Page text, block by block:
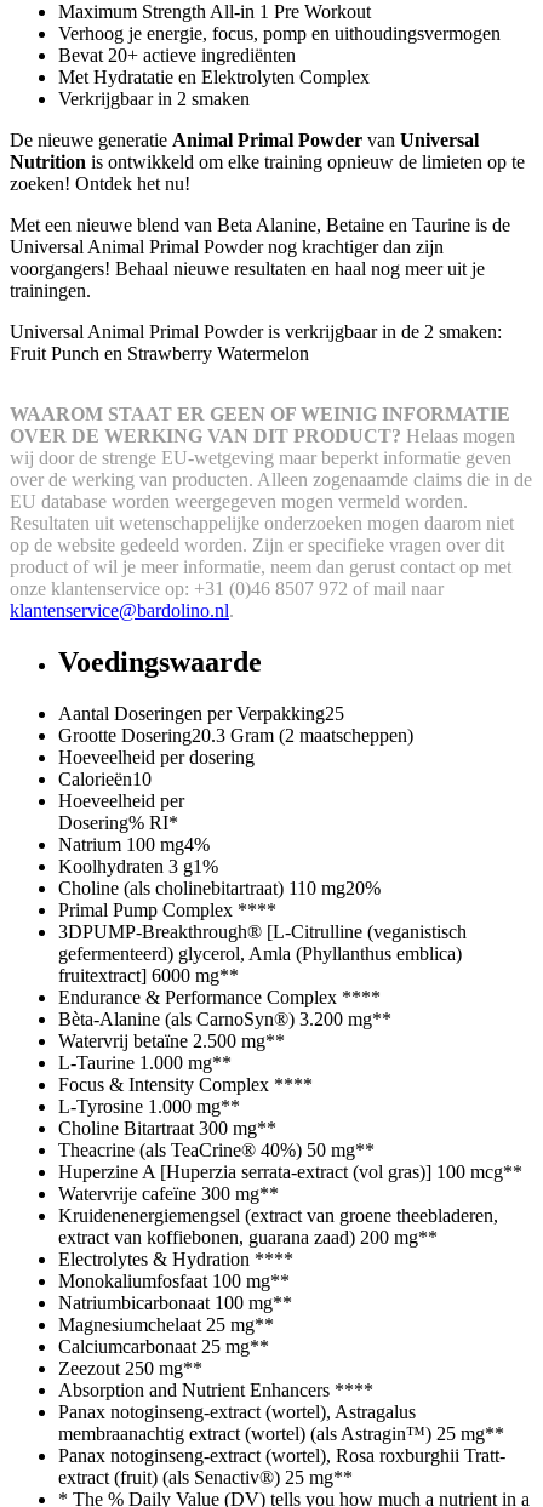
Maximum Strength All-in 1 Pre Workout
Verhoog je energie, focus, pomp en uithoudingsvermogen
Bevat 20+ actieve ingrediënten
Met Hydratatie en Elektrolyten Complex
Verkrijgbaar in 2 smaken
De nieuwe generatie Animal Primal Powder van Universal
Nutrition is ontwikkeld om elke training opnieuw de limieten op te
zoeken! Ontdek het nu!
Met een nieuwe blend van Beta Alanine, Betaine en Taurine is de
Universal Animal Primal Powder nog krachtiger dan zijn
voorgangers! Behaal nieuwe resultaten en haal nog meer uit je
trainingen.
Universal Animal Primal Powder is verkrijgbaar in de 2 smaken:
Fruit Punch en Strawberry Watermelon
WAAROM STAAT ER GEEN OF WEINIG INFORMATIE
OVER DE WERKING VAN DIT PRODUCT? Helaas mogen
wij door de strenge EU-wetgeving maar beperkt informatie geven
over de werking van producten. Alleen zogenaamde claims die in de
EU database worden weergegeven mogen vermeld worden.
Resultaten uit wetenschappelijke onderzoeken mogen daarom niet
op de website gedeeld worden. Zijn er specifieke vragen over dit
product of wil je meer informatie, neem dan gerust contact op met
onze klantenservice op: +31 (0)46 8507 972 of mail naar
klantenservice@bardolino.nl.
Voedingswaarde
Aantal Doseringen per Verpakking25
Grootte Dosering20.3 Gram (2 maatscheppen)
Hoeveelheid per dosering
Calorieën10
Hoeveelheid per
Dosering% RI*
Natrium 100 mg4%
Koolhydraten 3 g1%
Choline (als cholinebitartraat) 110 mg20%
Primal Pump Complex ****
3DPUMP-Breakthrough® [L-Citrulline (veganistisch
gefermenteerd) glycerol, Amla (Phyllanthus emblica)
fruitextract] 6000 mg**
Endurance & Performance Complex ****
Bèta-Alanine (als CarnoSyn®) 3.200 mg**
Watervrij betaïne 2.500 mg**
L-Taurine 1.000 mg**
Focus & Intensity Complex ****
L-Tyrosine 1.000 mg**
Choline Bitartraat 300 mg**
Theacrine (als TeaCrine® 40%) 50 mg**
Huperzine A [Huperzia serrata-extract (vol gras)] 100 mcg**
Watervrije cafeïne 300 mg**
Kruidenenergiemengsel (extract van groene theebladeren,
extract van koffiebonen, guarana zaad) 200 mg**
Electrolytes & Hydration ****
Monokaliumfosfaat 100 mg**
Natriumbicarbonaat 100 mg**
Magnesiumchelaat 25 mg**
Calciumcarbonaat 25 mg**
Zeezout 250 mg**
Absorption and Nutrient Enhancers ****
Panax notoginseng-extract (wortel), Astragalus
membraanachtig extract (wortel) (als Astragin™) 25 mg**
Panax notoginseng-extract (wortel), Rosa roxburghii Tratt-
extract (fruit) (als Senactiv®) 25 mg**
* The % Daily Value (DV) tells you how much a nutrient in a